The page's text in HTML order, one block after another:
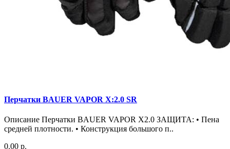
Перчатки BAUER VAPOR X:2.0 SR
Описание Перчатки BAUER VAPOR X2.0 ЗАЩИТА: • Пена
средней плотности. • Конструкция большого п..
0.00 р.